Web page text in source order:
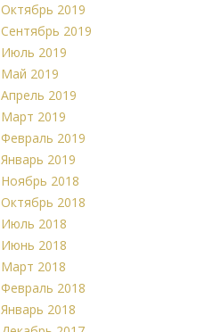
Октябрь 2019
Сентябрь 2019
Июль 2019
Май 2019
Апрель 2019
Март 2019
Февраль 2019
Январь 2019
Ноябрь 2018
Октябрь 2018
Июль 2018
Июнь 2018
Март 2018
Февраль 2018
Январь 2018